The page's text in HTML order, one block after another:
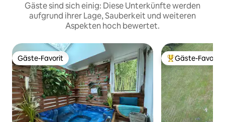
Gäste sind sich einig: Diese Unterkünfte werden
aufgrund ihrer Lage, Sauberkeit und weiteren
Aspekten hoch bewertet.
Gäste-Favorit
Gäste-Favorit Beliebter Gäste-
Gäste-Favorit